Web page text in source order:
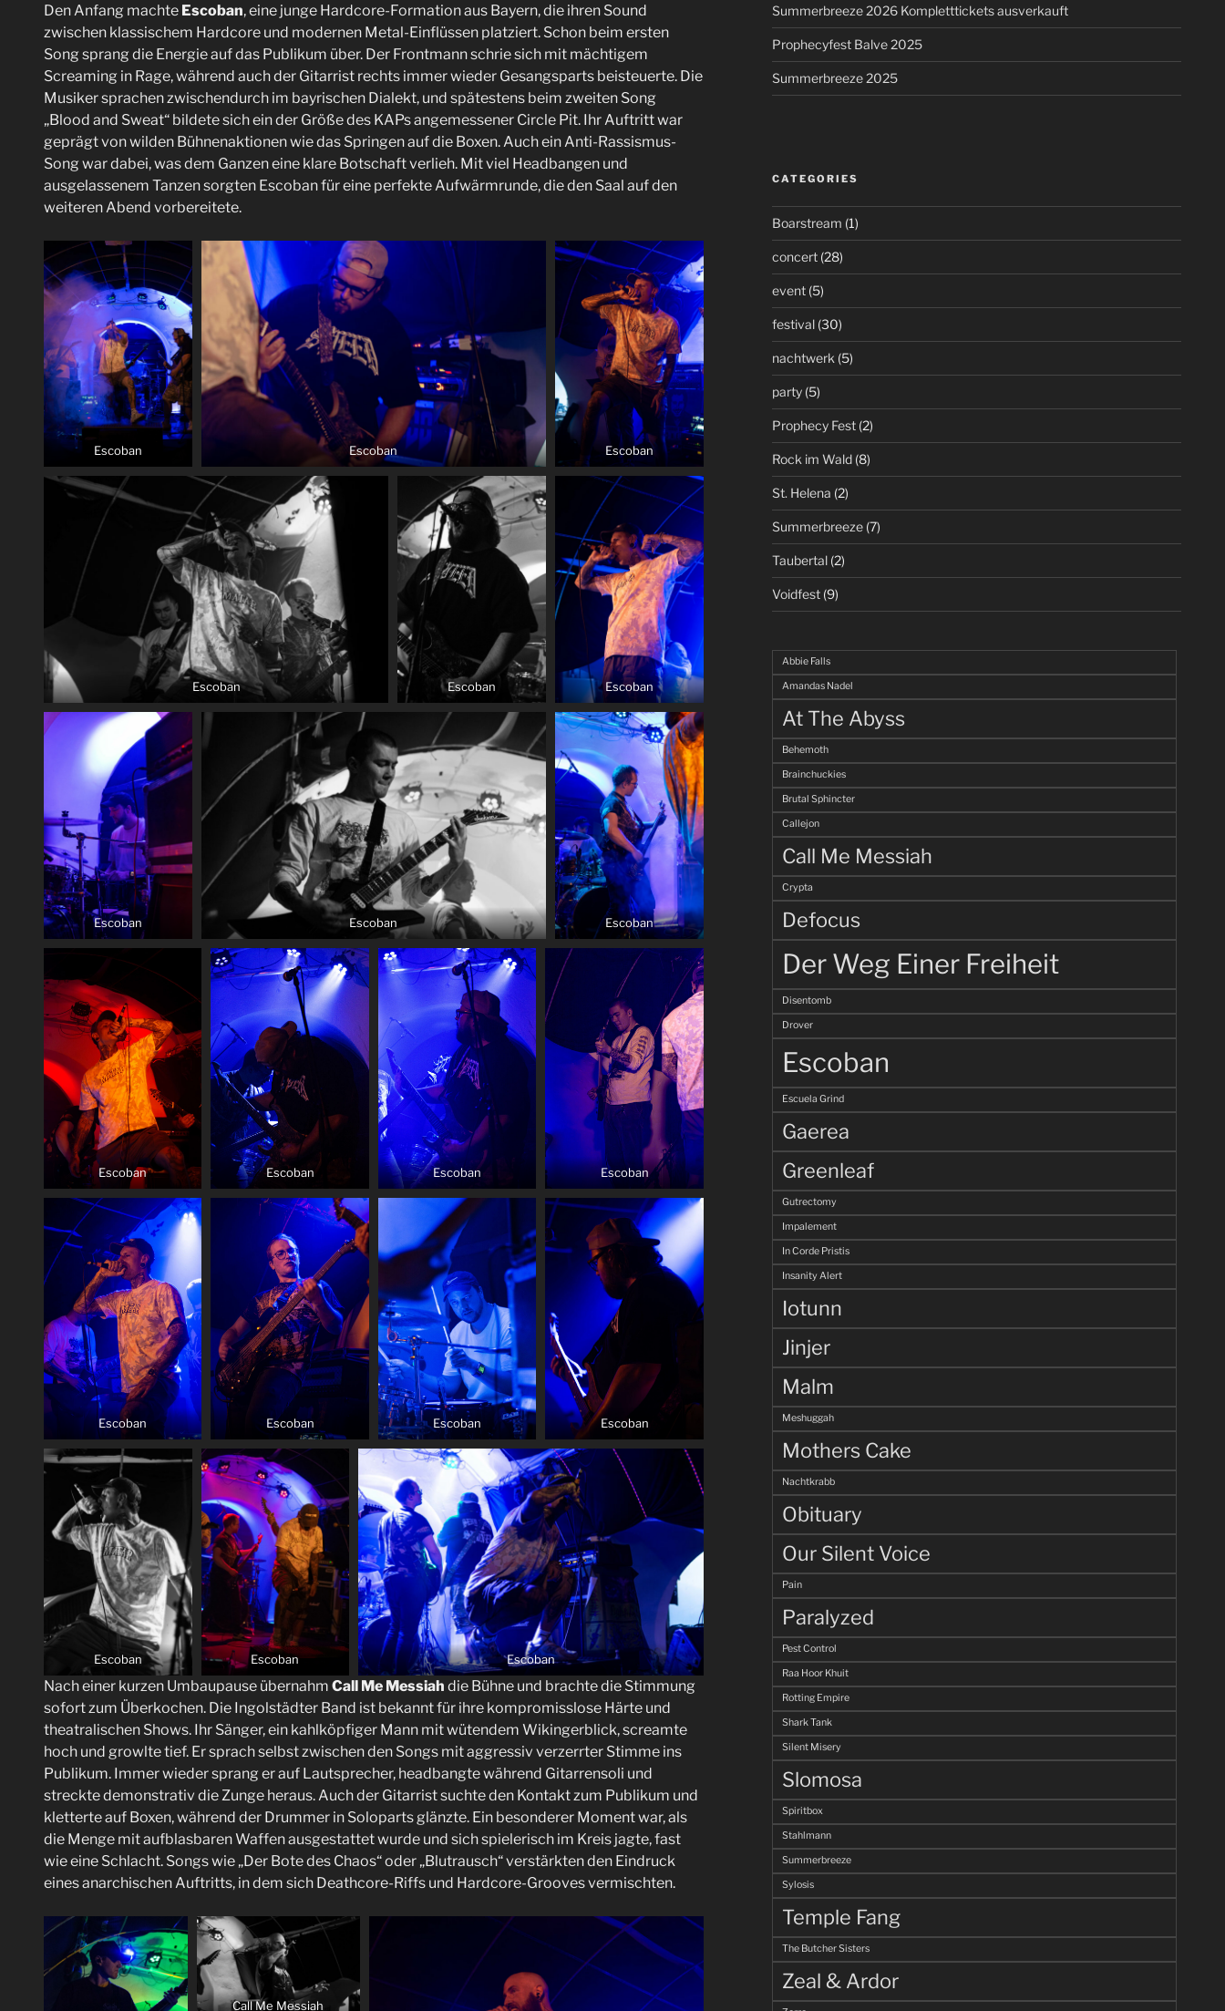
Den Anfang machte Escoban, eine junge Hardcore-Formation aus Bayern, die ihren Sound
zwischen klassischem Hardcore und modernen Metal-Einflüssen platziert. Schon beim ersten
Song sprang die Energie auf das Publikum über. Der Frontmann schrie sich mit mächtigem
Screaming in Rage, während auch der Gitarrist rechts immer wieder Gesangsparts beisteuerte. Die
Musiker sprachen zwischendurch im bayrischen Dialekt, und spätestens beim zweiten Song
„Blood and Sweat“ bildete sich ein der Größe des KAPs angemessener Circle Pit. Ihr Auftritt war
geprägt von wilden Bühnenaktionen wie das Springen auf die Boxen. Auch ein Anti-Rassismus-
Song war dabei, was dem Ganzen eine klare Botschaft verlieh. Mit viel Headbangen und
ausgelassenem Tanzen sorgten Escoban für eine perfekte Aufwärmrunde, die den Saal auf den
weiteren Abend vorbereitete.
Escoban Escoban Escoban
Escoban Escoban Escoban
Escoban Escoban Escoban
Escoban Escoban Escoban Escoban
Escoban Escoban Escoban Escoban
Escoban Escoban Escoban
Nach einer kurzen Umbaupause übernahm Call Me Messiah die Bühne und brachte die Stimmung
sofort zum Überkochen. Die Ingolstädter Band ist bekannt für ihre kompromisslose Härte und
theatralischen Shows. Ihr Sänger, ein kahlköpfiger Mann mit wütendem Wikingerblick, screamte
hoch und growlte tief. Er sprach selbst zwischen den Songs mit aggressiv verzerrter Stimme ins
Publikum. Immer wieder sprang er auf Lautsprecher, headbangte während Gitarrensoli und
streckte demonstrativ die Zunge heraus. Auch der Gitarrist suchte den Kontakt zum Publikum und
kletterte auf Boxen, während der Drummer in Soloparts glänzte. Ein besonderer Moment war, als
die Menge mit aufblasbaren Waffen ausgestattet wurde und sich spielerisch im Kreis jagte, fast
wie eine Schlacht. Songs wie „Der Bote des Chaos“ oder „Blutrausch“ verstärkten den Eindruck
eines anarchischen Auftritts, in dem sich Deathcore-Riffs und Hardcore-Grooves vermischten.
Call Me Messiah
Summerbreeze 2026 Kompletttickets ausverkauft
Prophecyfest Balve 2025
Summerbreeze 2025
CATEGORIES
Boarstream (1)
concert(28)
event(5)
festival(30)
nachtwerk (5)
party(5)
Prophecy Fest(2)
Rock im Wald(8)
St. Helena (2)
Summerbreeze(7)
Taubertal(2)
Voidfest(9)
Abbie Falls
Amandas Nadel
At The Abyss
Behemoth
Brainchuckies
Brutal Sphincter
Callejon
Call Me Messiah
Crypta
Defocus
Der Weg Einer Freiheit
Disentomb
Drover
Escoban
Escuela Grind
Gaerea
Greenleaf
Gutrectomy
Impalement
In Corde Pristis
Insanity Alert
Iotunn
Jinjer
Malm
Meshuggah
Mothers Cake
Nachtkrabb
Obituary
Our Silent Voice
Pain
Paralyzed
Pest Control
Raa Hoor Khuit
Rotting Empire
Shark Tank
Silent Misery
Slomosa
Spiritbox
Stahlmann
Summerbreeze
Sylosis
Temple Fang
The Butcher Sisters
Zeal & Ardor